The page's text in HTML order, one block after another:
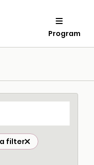
Program
filter